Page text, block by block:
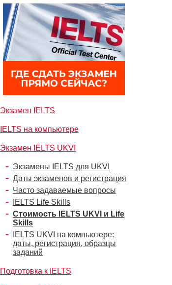
Экзамен IELTS
IELTS на компьютере
Экзамен IELTS UKVI
Экзамены IELTS для UKVI
Даты экзаменов и регистрация
Часто задаваемые вопросы
IELTS Life Skills
Стоимость IELTS UKVI и Life
Skills
IELTS UKVI на компьютере:
даты, регистрация, образцы
заданий
Подготовка к IELTS